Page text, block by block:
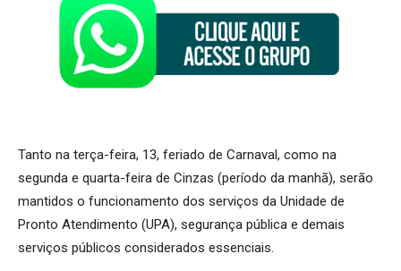
Tanto na terça-feira, 13, feriado de Carnaval, como na
segunda e quarta-feira de Cinzas (período da manhã), serão
mantidos o funcionamento dos serviços da Unidade de
Pronto Atendimento (UPA), segurança pública e demais
serviços públicos considerados essenciais.